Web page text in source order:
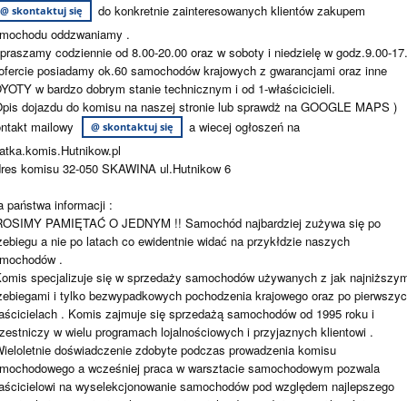
@ skontaktuj się
do konkretnie zainteresowanych klientów zakupem
oddzwaniamy .
codziennie od 8.00-20.00 oraz w soboty i niedzielę w godz.9.00-
posiadamy ok.60 samochodów krajowych z gwarancjami oraz inne
w bardzo dobrym stanie technicznym i od 1-właścicicieli.
dojazdu do komisu na naszej stronie lub sprawdż na GOOGLE MAPS )
mailowy
@ skontaktuj się
a wiecej ogłoszeń na
komisu 32-050 SKAWINA ul.Hutnikow 6
państwa informacji :
PAMIĘTAĆ O JEDNYM !! Samochód najbardziej zużywa się po
a nie po latach co ewidentnie widać na przykłdzie naszych
.
specjalizuje się w sprzedaży samochodów używanych z jak
i tylko bezwypadkowych pochodzenia krajowego oraz po
. Komis zajmuje się sprzedażą samochodów od 1995 roku i
w wielu programach lojalnościowych i przyjaznych klientowi .
doświadczenie zdobyte podczas prowadzenia komisu
a wcześniej praca w warsztacie samochodowym pozwala
na wyselekcjonowanie samochodów pod względem najlepszego